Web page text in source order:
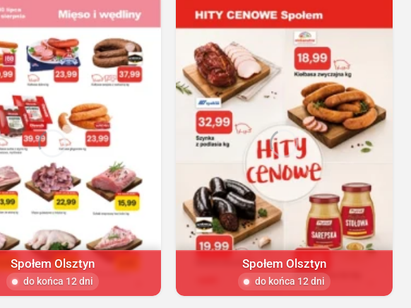
Społem Olsztyn
do końca 12 dni
Społem Olsztyn
do końca 12 dni